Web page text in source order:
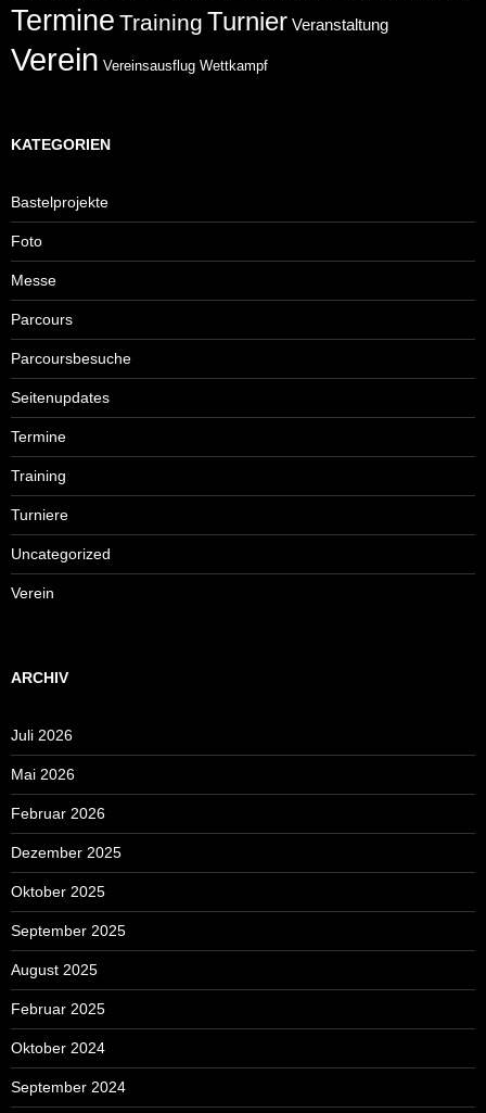
Termine Training Turnier Veranstaltung
Verein Vereinsausflug Wettkampf
KATEGORIEN
Bastelprojekte
Foto
Messe
Parcours
Parcoursbesuche
Seitenupdates
Termine
Training
Turniere
Uncategorized
Verein
ARCHIV
Juli 2026
Mai 2026
Februar 2026
Dezember 2025
Oktober 2025
September 2025
August 2025
Februar 2025
Oktober 2024
September 2024